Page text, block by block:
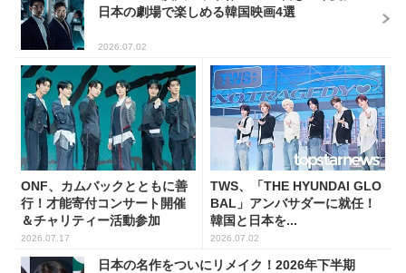
日本の劇場で楽しめる韓国映画4選
2026.07.02
ONF、カムバックとともに善
行！才能寄付コンサート開催
＆チャリティー活動参加
2026.07.17
TWS、「THE HYUNDAI GLO
BAL」アンバサダーに就任！
韓国と日本を...
2026.07.02
日本の名作をついにリメイク！2026年下半期